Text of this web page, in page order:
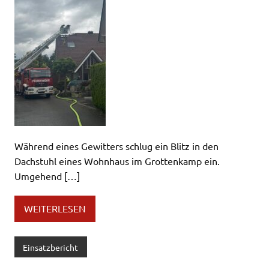
Während eines Gewitters schlug ein Blitz in den
Dachstuhl eines Wohnhaus im Grottenkamp ein.
Umgehend […]
WEITERLESEN
Einsatzbericht